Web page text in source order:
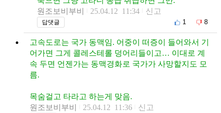
원조보비부비
25.04.12 11:34 신고
답댓글 1 8
고속도로는 국가 동맥임. 어중이 떠증이 들어와서 기
어가면 그게 콜레스테롤 덩어리들이고… 이대로 계
속 두면 언젠가는 동맥경화로 국가가 사망할지도 모
름.
목숨걸고 타라고 하는게 맞음.
원조보비부비
25.04.12 11:36 신고